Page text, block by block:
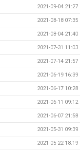
2021-09-04 21:27
2021-08-18 07:35
2021-08-04 21:40
2021-07-31 11:03
2021-07-14 21:57
2021-06-19 16:39
2021-06-17 10:28
2021-06-11 09:12
2021-06-07 21:58
2021-05-31 09:39
2021-05-22 18:19